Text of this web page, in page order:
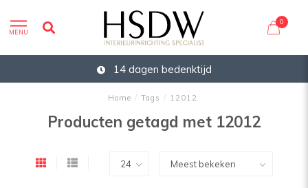
MENU
0
14 dagen bedenktijd
Home / Tags / 12012
Producten getagd met 12012